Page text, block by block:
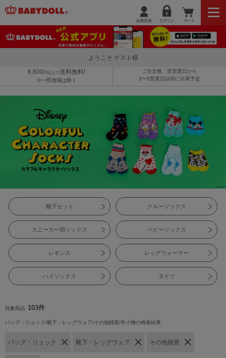
ようこそ ゲスト様
6,600 円以上で送料無料!
※一部地域は除く
ご注文後、翌営業日から
3〜5営業日以内に出荷予定
靴下セット クルーソックス
スニーカー用ソックス ベビーソックス
レギンス レッグウォーマー
ハイソックス タイツ
対象商品 103件
バッグ・リュック/靴下・レッグウェア/その他雑貨/冬小物の検索結果
バッグ・リュック 靴下・レッグウェア その他雑貨